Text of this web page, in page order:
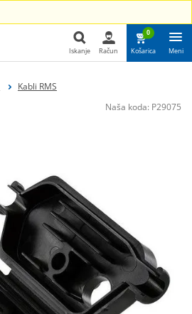
Iskanje Račun
0
Košarica Meni
Kabli RMS
Naša koda: P29075